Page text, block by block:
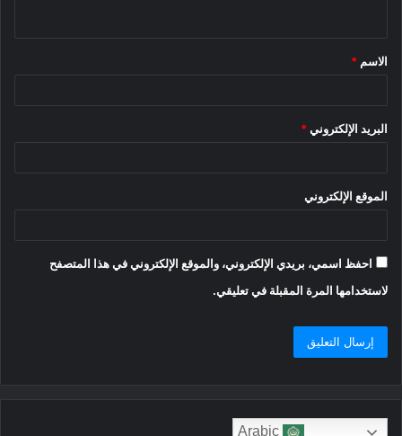
*
الاسم *
البريد الإلكتروني *
الموقع الإلكتروني
احفظ اسمي، بريدي الإلكتروني، والموقع الإلكتروني في هذا المتصفح
لاستخدامها المرة المقبلة في تعليقي.